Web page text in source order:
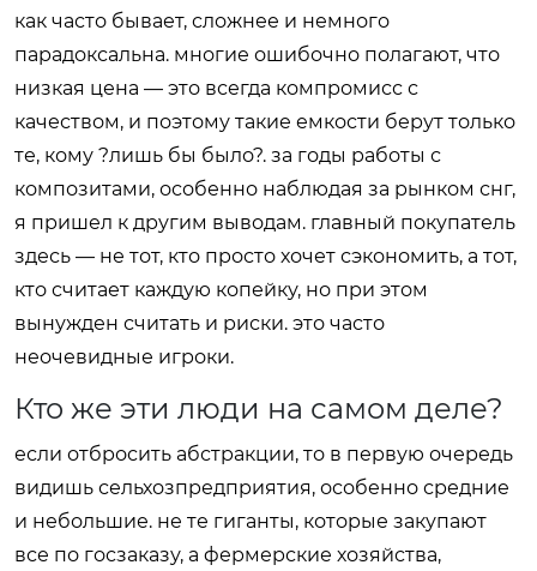
как часто бывает, сложнее и немного
парадоксальна. многие ошибочно полагают, что
низкая цена — это всегда компромисс с
качеством, и поэтому такие емкости берут только
те, кому ?лишь бы было?. за годы работы с
композитами, особенно наблюдая за рынком снг,
я пришел к другим выводам. главный покупатель
здесь — не тот, кто просто хочет сэкономить, а тот,
кто считает каждую копейку, но при этом
вынужден считать и риски. это часто
неочевидные игроки.
Кто же эти люди на самом деле?
если отбросить абстракции, то в первую очередь
видишь сельхозпредприятия, особенно средние
и небольшие. не те гиганты, которые закупают
все по госзаказу, а фермерские хозяйства,